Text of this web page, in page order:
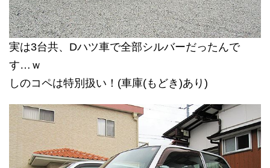
実は3台共、Dハツ車で全部シルバーだったんで
す…ｗ
しのコペは特別扱い！(車庫(もどき)あり)